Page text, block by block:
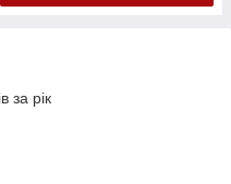
за рік